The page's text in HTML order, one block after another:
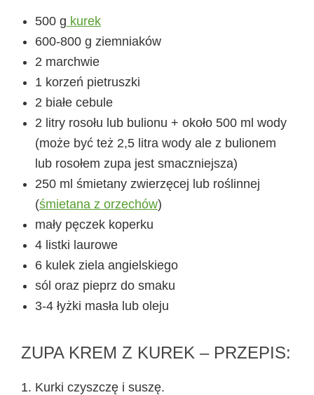
500 g kurek
600-800 g ziemniaków
2 marchwie
1 korzeń pietruszki
2 białe cebule
2 litry rosołu lub bulionu + około 500 ml wody
(może być też 2,5 litra wody ale z bulionem
lub rosołem zupa jest smaczniejsza)
250 ml śmietany zwierzęcej lub roślinnej
(śmietana z orzechów)
mały pęczek koperku
4 listki laurowe
6 kulek ziela angielskiego
sól oraz pieprz do smaku
3-4 łyżki masła lub oleju
ZUPA KREM Z KUREK – PRZEPIS:
Kurki czyszczę i suszę.